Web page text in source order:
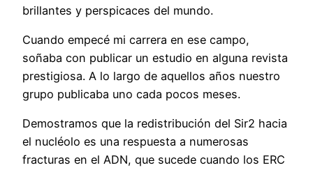
brillantes y perspicaces del mundo.
Cuando empecé mi carrera en ese campo,
soñaba con publicar un estudio en alguna revista
prestigiosa. A lo largo de aquellos años nuestro
grupo publicaba uno cada pocos meses.
Demostramos que la redistribución del Sir2 hacia
el nucléolo es una respuesta a numerosas
fracturas en el ADN, que sucede cuando los ERC